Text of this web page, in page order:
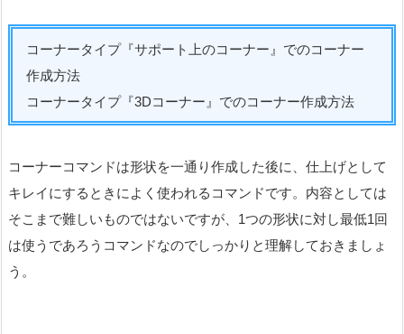
コーナータイプ『サポート上のコーナー』でのコーナー
作成方法
コーナータイプ『3Dコーナー』でのコーナー作成方法
コーナーコマンドは形状を一通り作成した後に、仕上げとして
キレイにするときによく使われるコマンドです。内容としては
そこまで難しいものではないですが、1つの形状に対し最低1回
は使うであろうコマンドなのでしっかりと理解しておきましょ
う。